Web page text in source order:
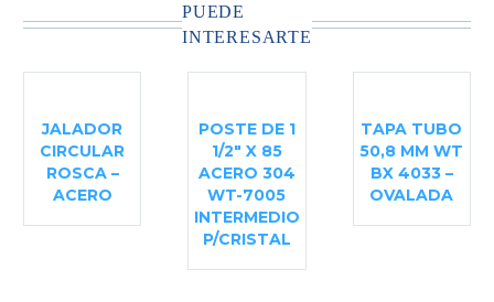
PUEDE
INTERESARTE
JALADOR
CIRCULAR
ROSCA –
ACERO
POSTE DE 1
1/2″ X 85
ACERO 304
WT-7005
INTERMEDIO
P/CRISTAL
TAPA TUBO
50,8 MM WT
BX 4033 –
OVALADA